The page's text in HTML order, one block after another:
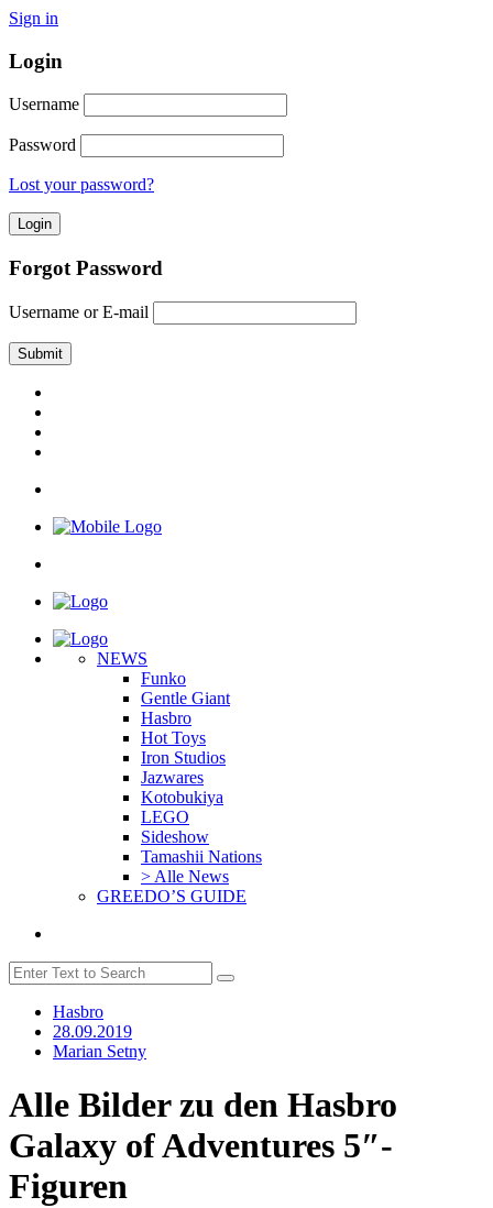
Sign in
Login
Username
Password
Lost your password?
Forgot Password
Username or E-mail
NEWS
Funko
Gentle Giant
Hasbro
Hot Toys
Iron Studios
Jazwares
Kotobukiya
LEGO
Sideshow
Tamashii Nations
> Alle News
GREEDO’S GUIDE
Hasbro
28.09.2019
Marian Setny
Alle Bilder zu den Hasbro
Galaxy of Adventures 5″-
Figuren